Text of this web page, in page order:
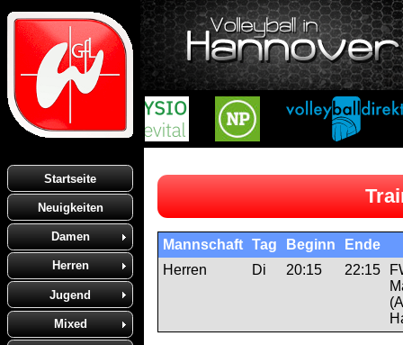
Startseite
Neuigkeiten
Damen
Herren
Jugend
Mixed
Mannschaft Tag Beginn
Ende
Herren
Di 20:15 22:15